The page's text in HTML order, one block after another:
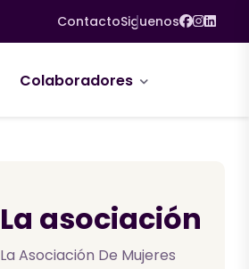
ContactoSiguenos
Colaboradores
La asociación
La Asociación De Mujeres